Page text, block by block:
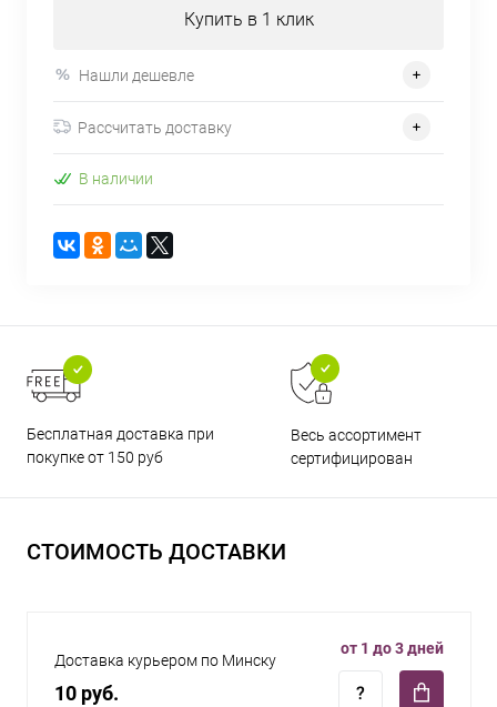
Купить в 1 клик
Нашли дешевле
Рассчитать доставку
В наличии
Бесплатная доставка при
покупке от 150 руб
Весь ассортимент
сертифицирован
СТОИМОСТЬ ДОСТАВКИ
Доставка курьером по Минску
10 руб.
от 1 до 3 дней